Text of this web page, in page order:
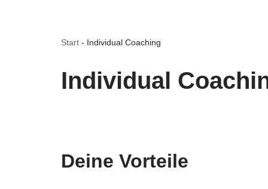
Start - Individual Coaching
Individual
Deine Vorteile